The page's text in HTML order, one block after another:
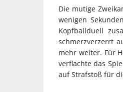
Die mutige
wenigen
Kopfballduell
schmerzverzerrt
mehr weiter. Für
verflachte das
auf Strafstoß für